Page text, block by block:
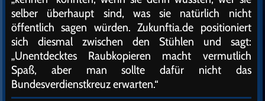
selber überhaupt sind, was sie natürlich nicht
öffentlich sagen würden. Zukunftia.de positioniert
sich diesmal zwischen den Stühlen und sagt:
„Unentdecktes Raubkopieren macht vermutlich
Spaß, aber man sollte dafür nicht das
Bundesverdienstkreuz erwarten.“